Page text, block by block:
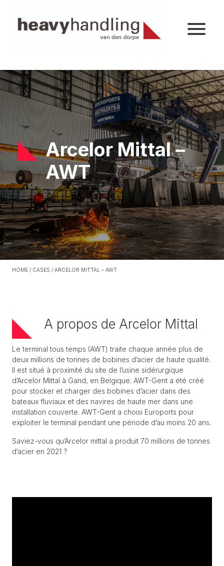
Arcelor Mittal –
AWT
HOME / CASES / ARCELOR MITTAL – AWT
A propos de Arcelor Mittal
Le terminal tous temps (AWT) traite chaque année plus de
deux millions de tonnes de bobines d’acier de haute qualité.
Il est situé à proximité du site de l’usine sidérurgique
d’Arcelor Mittal à Gand, en Belgique. AWT-Gent a été créé
pour stocker et charger des bobines d’acier dans des
bateaux fluviaux et des navires de haute mer dans une
installation couverte. AWT-Gent a choisi Euroports pour
exploiter le terminal pendant une période d’au moins 20 ans.
Saviez-vous qu’Arcelor mittal a produit 70 millions de tonnes
d’acier en 2021 ?